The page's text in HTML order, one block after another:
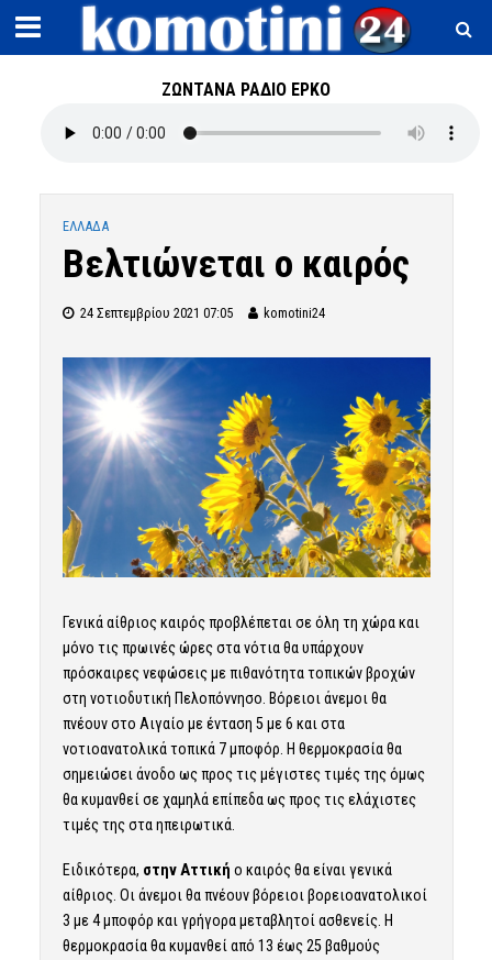
ΖΩΝΤΑΝΑ ΡΑΔΙΟ ΕΡΚΟ
ΕΛΛΑΔΑ
Βελτιώνεται ο καιρός
24 Σεπτεμβρίου 2021 07:05 komotini24
Γενικά αίθριος καιρός προβλέπεται σε όλη τη χώρα και
μόνο τις πρωινές ώρες στα νότια θα υπάρχουν
πρόσκαιρες νεφώσεις με πιθανότητα τοπικών βροχών
στη νοτιοδυτική Πελοπόννησο. Βόρειοι άνεμοι θα
πνέουν στο Αιγαίο με ένταση 5 με 6 και στα
νοτιοανατολικά τοπικά 7 μποφόρ. Η θερμοκρασία θα
σημειώσει άνοδο ως προς τις μέγιστες τιμές της όμως
θα κυμανθεί σε χαμηλά επίπεδα ως προς τις ελάχιστες
τιμές της στα ηπειρωτικά.
Ειδικότερα, στην Αττική ο καιρός θα είναι γενικά
αίθριος. Οι άνεμοι θα πνέουν βόρειοι βορειοανατολικοί
3 με 4 μποφόρ και γρήγορα μεταβλητοί ασθενείς. Η
θερμοκρασία θα κυμανθεί από 13 έως 25 βαθμούς